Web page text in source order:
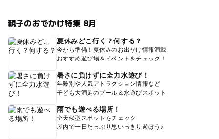
親子のおでかけ特集 8月
夏休みどこ行く？何する？
今から準備！夏休みのお出かけ情報満載
おすすめ遊び場＆イベントをチェック！
暑さに負けずに全力水遊び！
年齢別や人気アトラクション情報など
子ども大満足のプール＆水遊びスポット
雨でも遊べる場所！
全天候型スポットをチェック
屋内で一日たっぷり思いっきり遊ぼう♪